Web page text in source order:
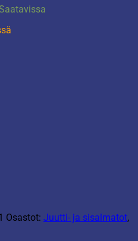
Osastot: Juutti- ja sisalmatot,